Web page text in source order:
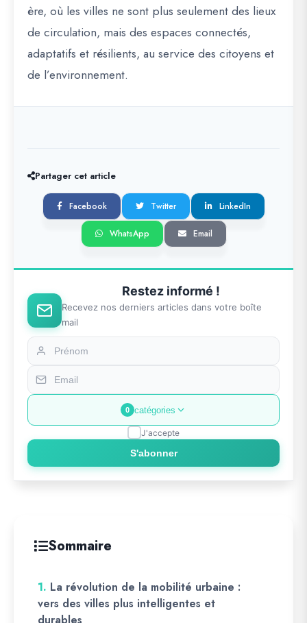
ère, où les villes ne sont plus seulement des lieux
de circulation, mais des espaces connectés,
adaptatifs et résilients, au service des citoyens et
de l’environnement.
Partager cet article
Facebook Twitter LinkedIn
WhatsApp Email
Restez informé !
Recevez nos derniers articles dans votre boîte
mail
0 catégories
J'accepte
S'abonner
Sommaire
1. La révolution de la mobilité urbaine :
vers des villes plus intelligentes et